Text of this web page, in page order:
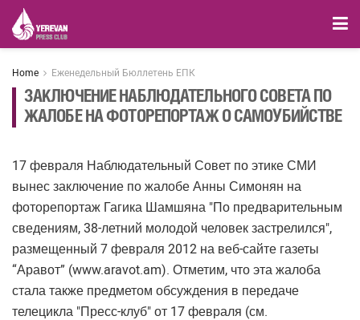
Home Еженедельный Бюллетень ЕПК
ЗАКЛЮЧЕНИЕ НАБЛЮДАТЕЛЬНОГО СОВЕТА ПО
ЖАЛОБЕ НА ФОТОРЕПОРТАЖ О САМОУБИЙСТВЕ
17 февраля Наблюдательный Совет по этике СМИ
вынес заключение по жалобе Анны Симонян на
фоторепортаж Гагика Шамшяна "По предварительным
сведениям, 38-летний молодой человек застрелился",
размещенный 7 февраля 2012 на веб-сайте газеты
“Аравот” (www.aravot.am). Отметим, что эта жалоба
стала также предметом обсуждения в передаче
телецикла "Пресс-клуб" от 17 февраля (см.